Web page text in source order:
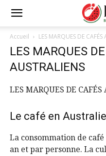
Accueil LES MARQUES DE CAFÉS
LES MARQUES
AUSTRALIENS
LES MARQUES DE
Le café en Australie
La consommation de
an et par personne. La